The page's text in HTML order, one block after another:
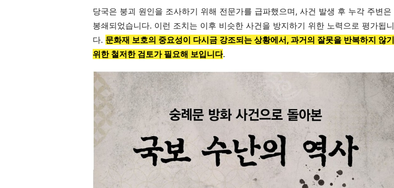
당국은 붕괴 원인을 조사하기 위해 전문가를 급파했으며, 사건 발생 후 누각 주변은
봉쇄되었습니다. 이런 조치는 이후 비슷한 사건을 방지하기 위한 노력으로 평가됩니
다. 문화재 보호의 중요성이 다시금 강조되는 상황에서, 과거의 잘못을 반복하지 않기
위한 철저한 검토가 필요해 보입니다.